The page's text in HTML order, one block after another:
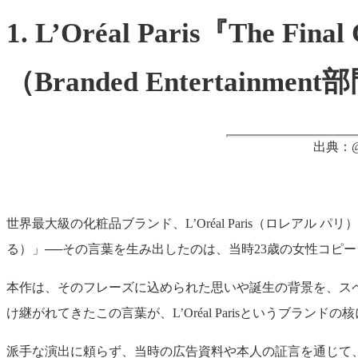
1. L’Oréal Paris『The
（Branded Entertainment
出典：
世界最大級の化粧品ブランド、L’Oréal Paris（ロレアル パリ
る）」──その言葉を生み出したのは、当時23歳の女性コピ
本作は、そのフレーズに込められた思いや誕生の背景を、
け継がれてきたこの言葉が、L’Oréal Parisというブランド
派手な演出に頼らず、当時の広告資料や本人の証言を通じ